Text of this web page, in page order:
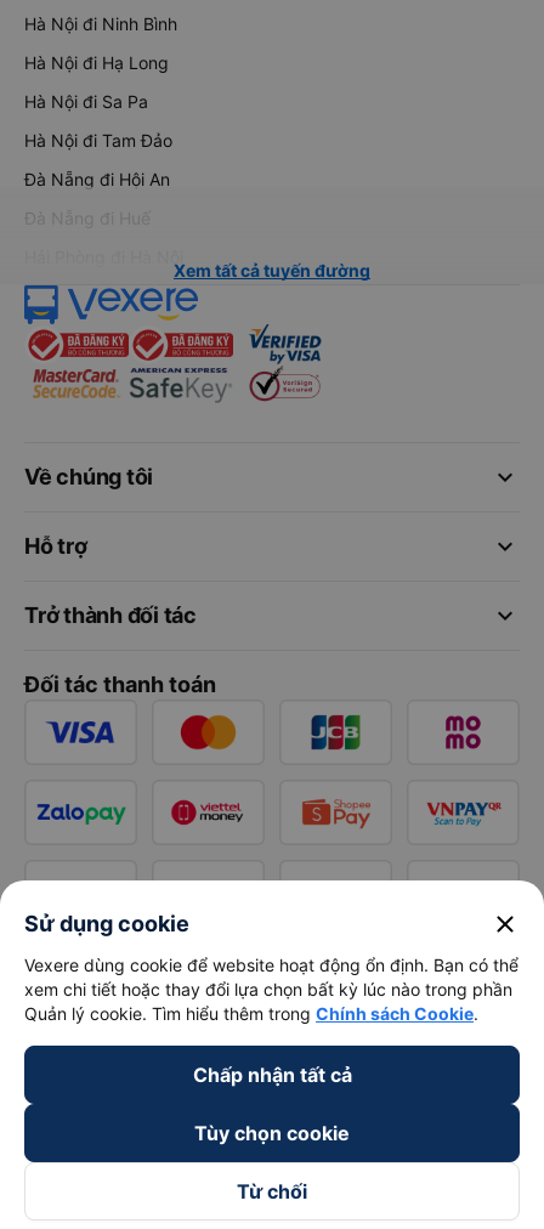
Hà Nội đi Ninh Bình
Hà Nội đi Hạ Long
Hà Nội đi Sa Pa
Hà Nội đi Tam Đảo
Đà Nẵng đi Hội An
Đà Nẵng đi Huế
Xem tất cả tuyến đường
keyboard_arrow_down
Về chúng tôi
keyboard_arrow_down
Hỗ trợ
keyboard_arrow_down
Trở thành đối tác
Đối tác thanh toán
Sử dụng cookie close
Vexere dùng cookie để website hoạt động ổn định. Bạn có thể
xem chi tiết hoặc thay đổi lựa chọn bất kỳ lúc nào trong phần
Quản lý cookie. Tìm hiểu thêm trong Chính sách Cookie.
Chấp nhận tất cả
Tùy chọn cookie
Từ chối